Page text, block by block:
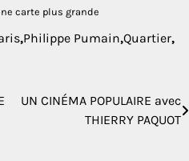
carte plus grande
,Philippe Pumain,Quartier,
UN CINÉMA POPULAIRE avec
THIERRY PAQUOT